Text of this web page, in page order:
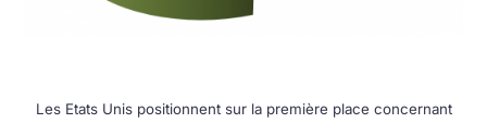
Les Etats Unis positionnent sur la première place concernant